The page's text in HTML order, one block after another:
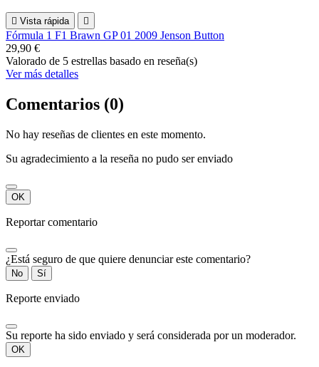
 Vista rápida 
Fórmula 1 F1 Brawn GP 01 2009 Jenson Button
29,90 €
Valorado de 5 estrellas basado en reseña(s)
Ver más detalles
Comentarios (0)
No hay reseñas de clientes en este momento.
Su agradecimiento a la reseña no pudo ser enviado
OK
Reportar comentario
¿Está seguro de que quiere denunciar este comentario?
No Sí
Reporte enviado
Su reporte ha sido enviado y será considerada por un moderador.
OK